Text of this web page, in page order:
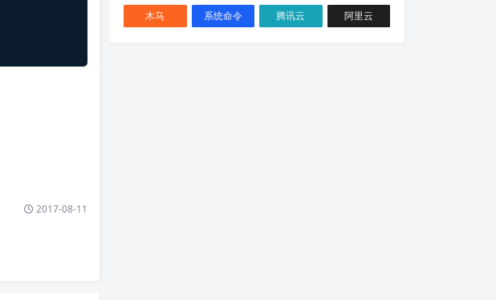
2017-08-11
木马
系统命令 腾讯云 阿里云